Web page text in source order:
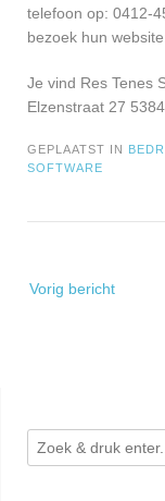
telefoon op: 0412-
bezoek hun
Je vind Res Tenes
Elzenstraat 27
GEPLAATST IN
SOFTWARE
navigatie
Vorig bericht